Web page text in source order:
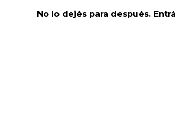
No lo dejés para después.